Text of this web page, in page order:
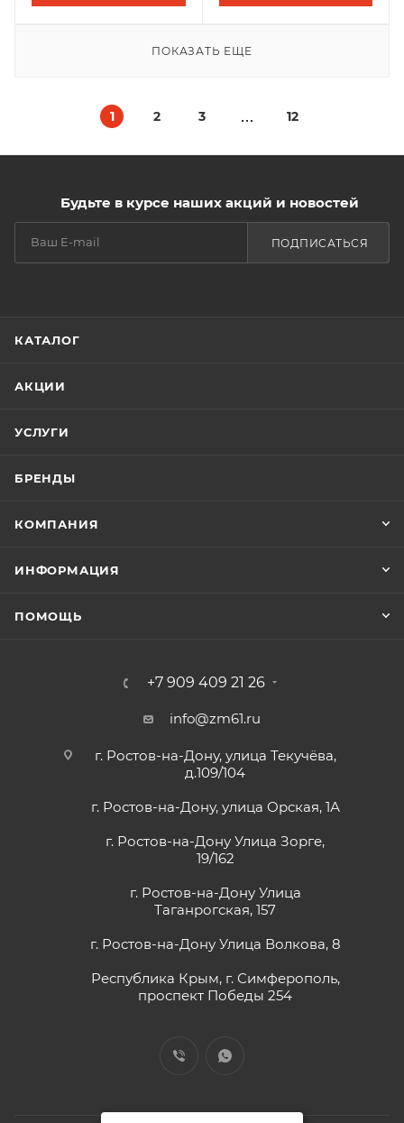
ПОКАЗАТЬ ЕЩЕ
1 2 3 12
Будьте в курсе наших акций и новостей
ПОДПИСАТЬСЯ
КАТАЛОГ
АКЦИИ
УСЛУГИ
БРЕНДЫ
КОМПАНИЯ
ИНФОРМАЦИЯ
ПОМОЩЬ
+7 909 409 21 26
info@zm61.ru
г. Ростов-на-Дону, улица Текучёва,
д.109/104
г. Ростов-на-Дону, улица Орская, 1А
г. Ростов-на-Дону Улица Зорге,
19/162
г. Ростов-на-Дону Улица
Таганрогская, 157
г. Ростов-на-Дону Улица Волкова, 8
Республика Крым, г. Симферополь,
проспект Победы 254